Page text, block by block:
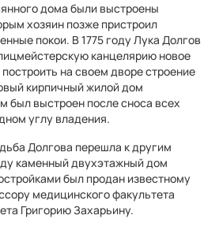
дома были выстроены
хозяин позже пристроил
покои. В 1775 году Лука Долгов
канцелярию новое
на своем дворе строение
кирпичный жилой дом
был выстроен после сноса всех
углу владения.
Долгова перешла к другим
каменный двухэтажный дом
был продан известному
медицинского факультета
Григорию Захарьину.